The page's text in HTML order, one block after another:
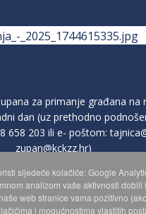
za primanje građana na
dan (uz prethodno
658 203 ili e- poštom:
zupan@kckzz.hr)
PRIVATNOSTI OSOBNIH
sljedeće kolačiće: Google
analizom vaše aktivnosti dobili
web stranice vama pozitivno
i mogućnostima vlastitih